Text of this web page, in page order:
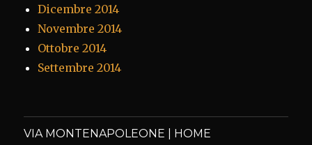
Dicembre 2014
Novembre 2014
Ottobre 2014
Settembre 2014
VIA MONTENAPOLEONE | HOME